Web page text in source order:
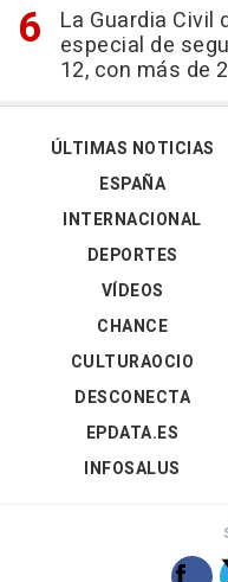
La Guardia
especial de
12, con más de
ÚLTIMAS NOTICIAS
ESPAÑA
INTERNACIONAL
DEPORTES
VÍDEOS
CHANCE
CULTURAOCIO
DESCONECTA
EPDATA.ES
INFOSALUS